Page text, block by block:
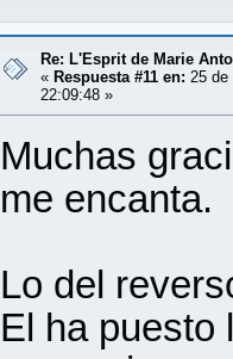
Re: L'Esprit de Marie
« Respuesta #11 en: 25
22:09:48 »
Muchas
me encanta.
Lo del
El ha puesto